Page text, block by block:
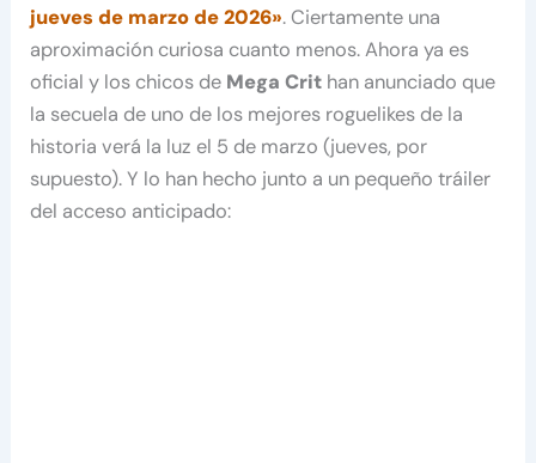
jueves de marzo de 2026». Ciertamente una
aproximación curiosa cuanto menos. Ahora ya es
oficial y los chicos de Mega Crit han anunciado que
la secuela de uno de los mejores roguelikes de la
historia verá la luz el 5 de marzo (jueves, por
supuesto). Y lo han hecho junto a un pequeño tráiler
del acceso anticipado: